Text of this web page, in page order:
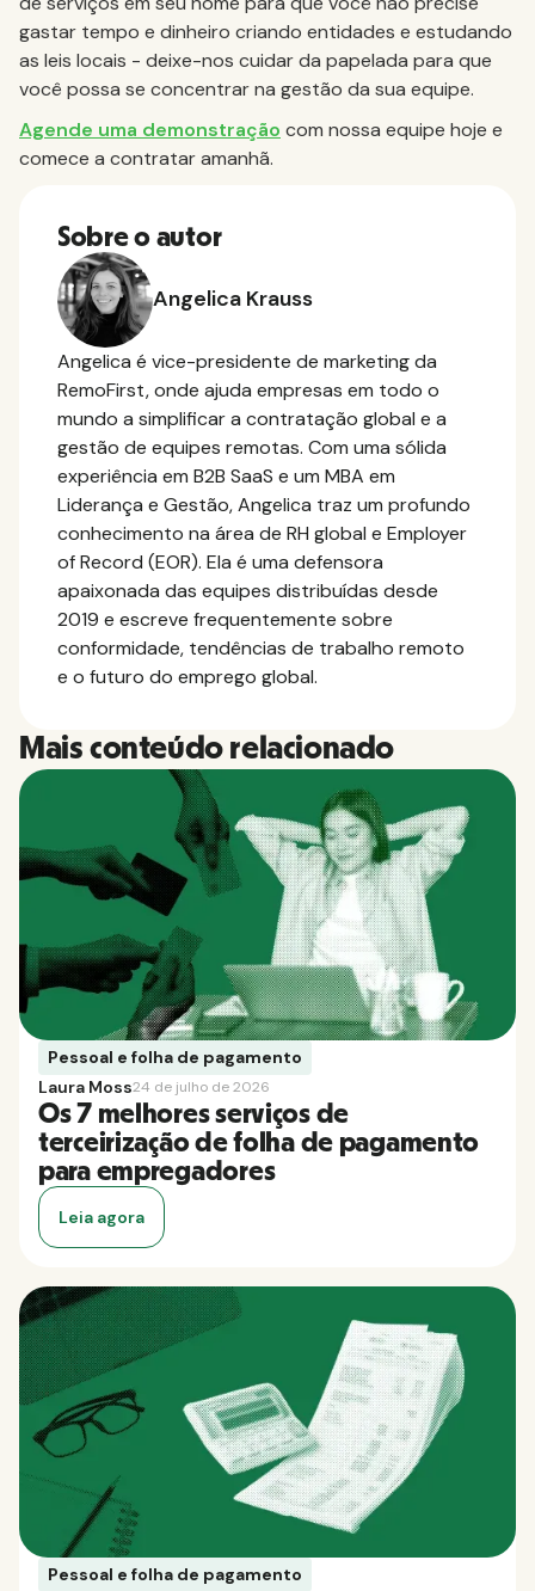
gastar tempo e dinheiro criando entidades e estudando
as leis locais - deixe-nos cuidar da papelada para que
você possa se concentrar na gestão da sua equipe.
Agende uma demonstração com nossa equipe hoje e
comece a contratar amanhã.
Sobre o autor
Angelica Krauss
Angelica é vice-presidente de marketing da
RemoFirst, onde ajuda empresas em todo o
mundo a simplificar a contratação global e a
gestão de equipes remotas. Com uma sólida
experiência em B2B SaaS e um MBA em
Liderança e Gestão, Angelica traz um profundo
conhecimento na área de RH global e Employer
of Record (EOR). Ela é uma defensora
apaixonada das equipes distribuídas desde
2019 e escreve frequentemente sobre
conformidade, tendências de trabalho remoto
e o futuro do emprego global.
Mais conteúdo relacionado
Pessoal e folha de pagamento
Laura Moss24 de julho de 2026
Os 7 melhores serviços de
terceirização de folha de pagamento
para empregadores
Leia agora
Pessoal e folha de pagamento